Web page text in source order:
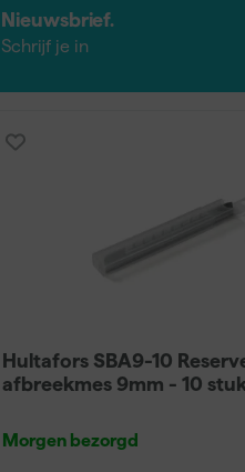
Een 9mm mes is licht en
is veelzijdig en
van koolstofstaal of
Nieuwsbrief.
Schrijf je in
Hultafors SBA9-10
afbreekmes 9mm - 10
Morgen bezorgd